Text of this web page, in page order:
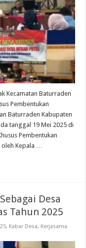
Kecamatan Baturraden
Pembentukan
Baturraden Kabupaten
tanggal 19 Mei 2025 di
Pembentukan
Kepala …
Desa
Tahun 2025
, Kabar Desa, Kerjasama